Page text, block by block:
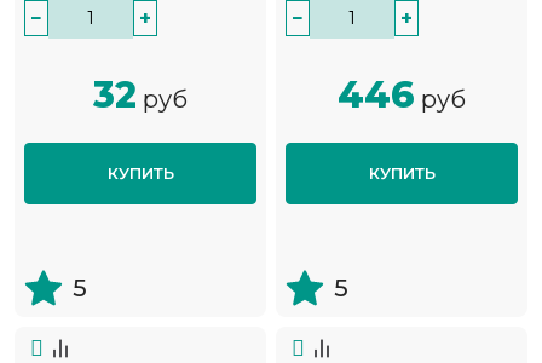
− +
32 руб
КУПИТЬ
5
− +
446 руб
КУПИТЬ
5